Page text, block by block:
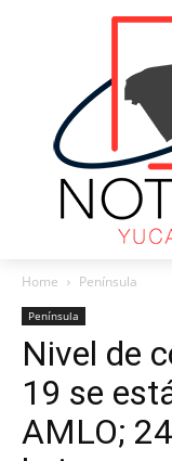
Home Península
Península
Nivel de
19 se
AMLO;